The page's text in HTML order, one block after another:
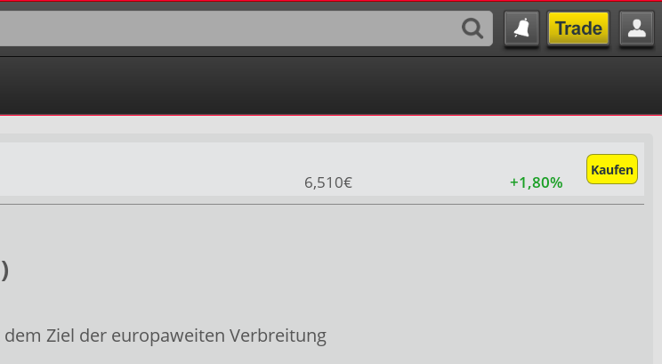
Kaufen
6,510€ +1,80%
Ziel der europaweiten Verbreitung